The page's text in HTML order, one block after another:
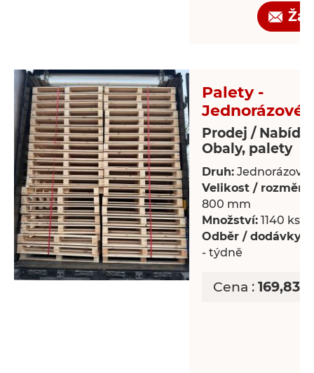
Palety -
Jednorázové
Prodej /
Obaly, palety
Druh: Jednorázové
Velikost / rozměry:
800 mm
Množství: 1140 ks
Odběr / dodávky:
- týdně
Cena : 169,83